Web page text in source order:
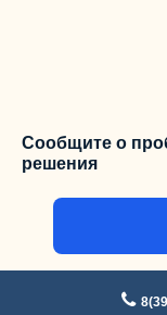
Сообщите о
решения